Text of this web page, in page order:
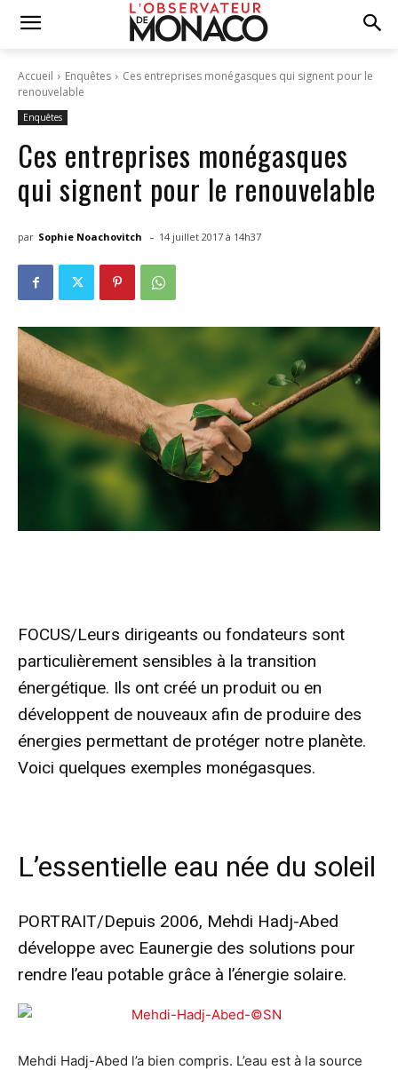
Accueil Enquêtes
Ces entreprises monégasques qui signent pour le
renouvelable
Enquêtes
Ces entreprises monégasques
qui signent pour le renouvelable
par Sophie Noachovitch - 14 juillet 2017 à 14h37
FOCUS/Leurs dirigeants ou fondateurs sont
particulièrement sensibles à la transition
énergétique. Ils ont créé un produit ou en
développent de nouveaux afin de produire des
énergies permettant de protéger notre planète.
Voici quelques exemples monégasques.
L’essentielle eau née du soleil
PORTRAIT/Depuis 2006, Mehdi Hadj-Abed
développe avec Eaunergie des solutions pour
rendre l’eau potable grâce à l’énergie solaire.
Mehdi Hadj-Abed l’a bien compris. L’eau est à la source